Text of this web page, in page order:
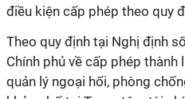
điều kiện cấp phép theo quy
Theo quy định tại Nghị định
Chính phủ về cấp phép
quản lý ngoại hối, phòng